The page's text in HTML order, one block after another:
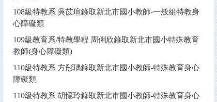
108級特教系 吳苡瑄錄取新北市國小教師-一般組特教身
心障礙類
109級教育系/特教學程 周俐欣錄取新北市國小特殊教育
教師(身心障礙類)
110級特教系 方彤瑀錄取新北市國小教師-特殊教育身心
障礙類
110級特教系 胡憶玲錄取新北市國小教師-特殊教育身心